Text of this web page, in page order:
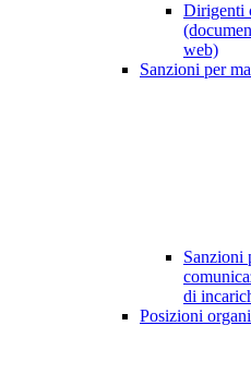
Dirigenti
web)
Sanzioni per
Sanzioni
di
Posizioni